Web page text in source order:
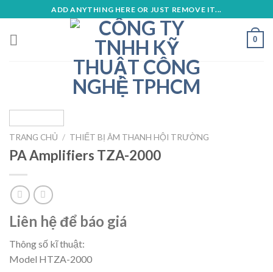
to
content
ADD ANYTHING HERE OR JUST REMOVE IT...
0
TRANG CHỦ / THIẾT BỊ ÂM THANH HỘI TRƯỜNG
PA Amplifiers TZA-2000
Liên hệ để báo giá
Thông số kĩ thuật:
Model HTZA-2000